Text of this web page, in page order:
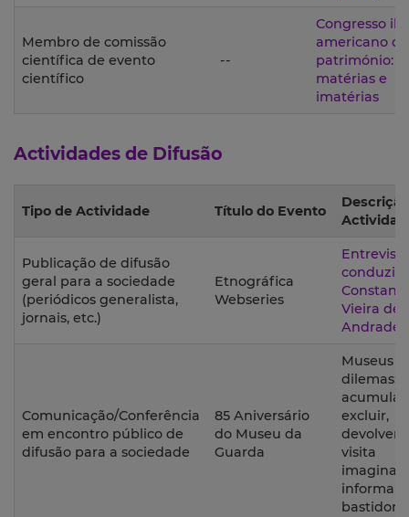
Membro de comissão
científica de evento
científico
--
Congresso
americano de
património:
matérias e
imatérias
Actividades de Difusão
Tipo de Actividade Título do Evento
Publicação de difusão
geral para a sociedade
(periódicos generalista,
jornais, etc.)
Etnográfica
Webseries
Entrevista
Vieira de
Andrade
Comunicação/Conferência
em encontro público de
difusão para a sociedade
85 Aniversário
do Museu da
Guarda
Museus e
dilemas:
acumular,
excluir,
devolver.
visita
informal